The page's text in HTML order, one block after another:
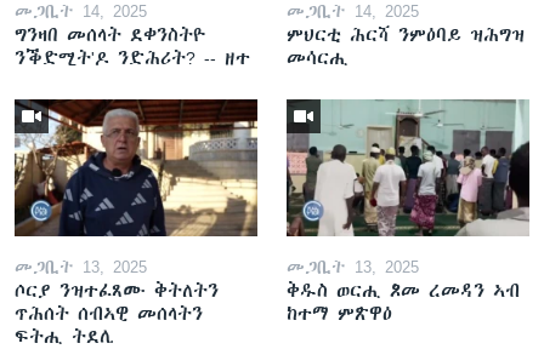
መጋቢት 14, 2025
ግንዛበ መሰላት ደቀንስትዮ
ንቕድሚት'ዶ ንድሕሪት? -- ዘተ
መጋቢት 14, 2025
ምህርቲ ሕርሻ ንምዕባይ ዝሕግዝ
መሳርሒ
መጋቢት 13, 2025
ሶርያ ንዝተፈጸሙ ቅትለትን
ጥሕሰት ሰብኣዊ መሰላትን
ፍትሒ ትደሊ
መጋቢት 13, 2025
ቅዱስ ወርሒ ጾመ ረመዳን ኣብ
ከተማ ምጽዋዕ